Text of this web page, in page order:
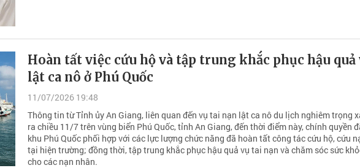
Hoàn tất việc cứu hộ và tập trung khắc phục hậu quả
lật ca nô ở Phú Quốc
11/07/2026 19:48
Thông tin từ Tỉnh ủy An Giang, liên quan đến vụ tai nạn lật ca nô du lịch nghiêm trọng
ra chiều 11/7 trên vùng biển Phú Quốc, tỉnh An Giang, đến thời điểm này, chính quyền
khu Phú Quốc phối hợp với các lực lượng chức năng đã hoàn tất công tác cứu hộ, cứu
tại hiện trường; đồng thời, tập trung khắc phục hậu quả vụ tai nạn và chăm sóc sức
cho các nạn nhân.